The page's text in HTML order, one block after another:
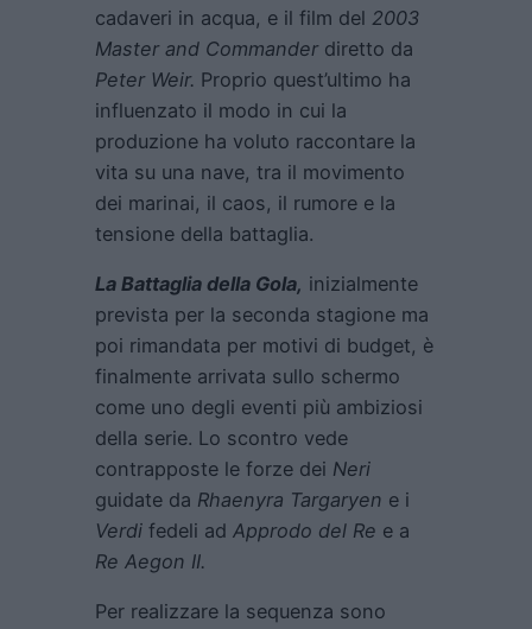
cadaveri in acqua, e il film del 2003
Master and Commanderdiretto da
Peter Weir. Proprio quest’ultimo ha
influenzato il modo in cui la
produzione ha voluto raccontare la
vita su una nave, tra il movimento
dei marinai, il caos, il rumore e la
tensione della battaglia.
La Battaglia della Gola, inizialmente
prevista per la seconda stagione ma
poi rimandata per motivi di budget, è
finalmente arrivata sullo schermo
come uno degli eventi più ambiziosi
della serie. Lo scontro vede
contrapposte le forze dei Neri
guidate da Rhaenyra Targaryen e i
Verdi fedeli ad Approdo del Re e a
Re Aegon II.
Per realizzare la sequenza sono